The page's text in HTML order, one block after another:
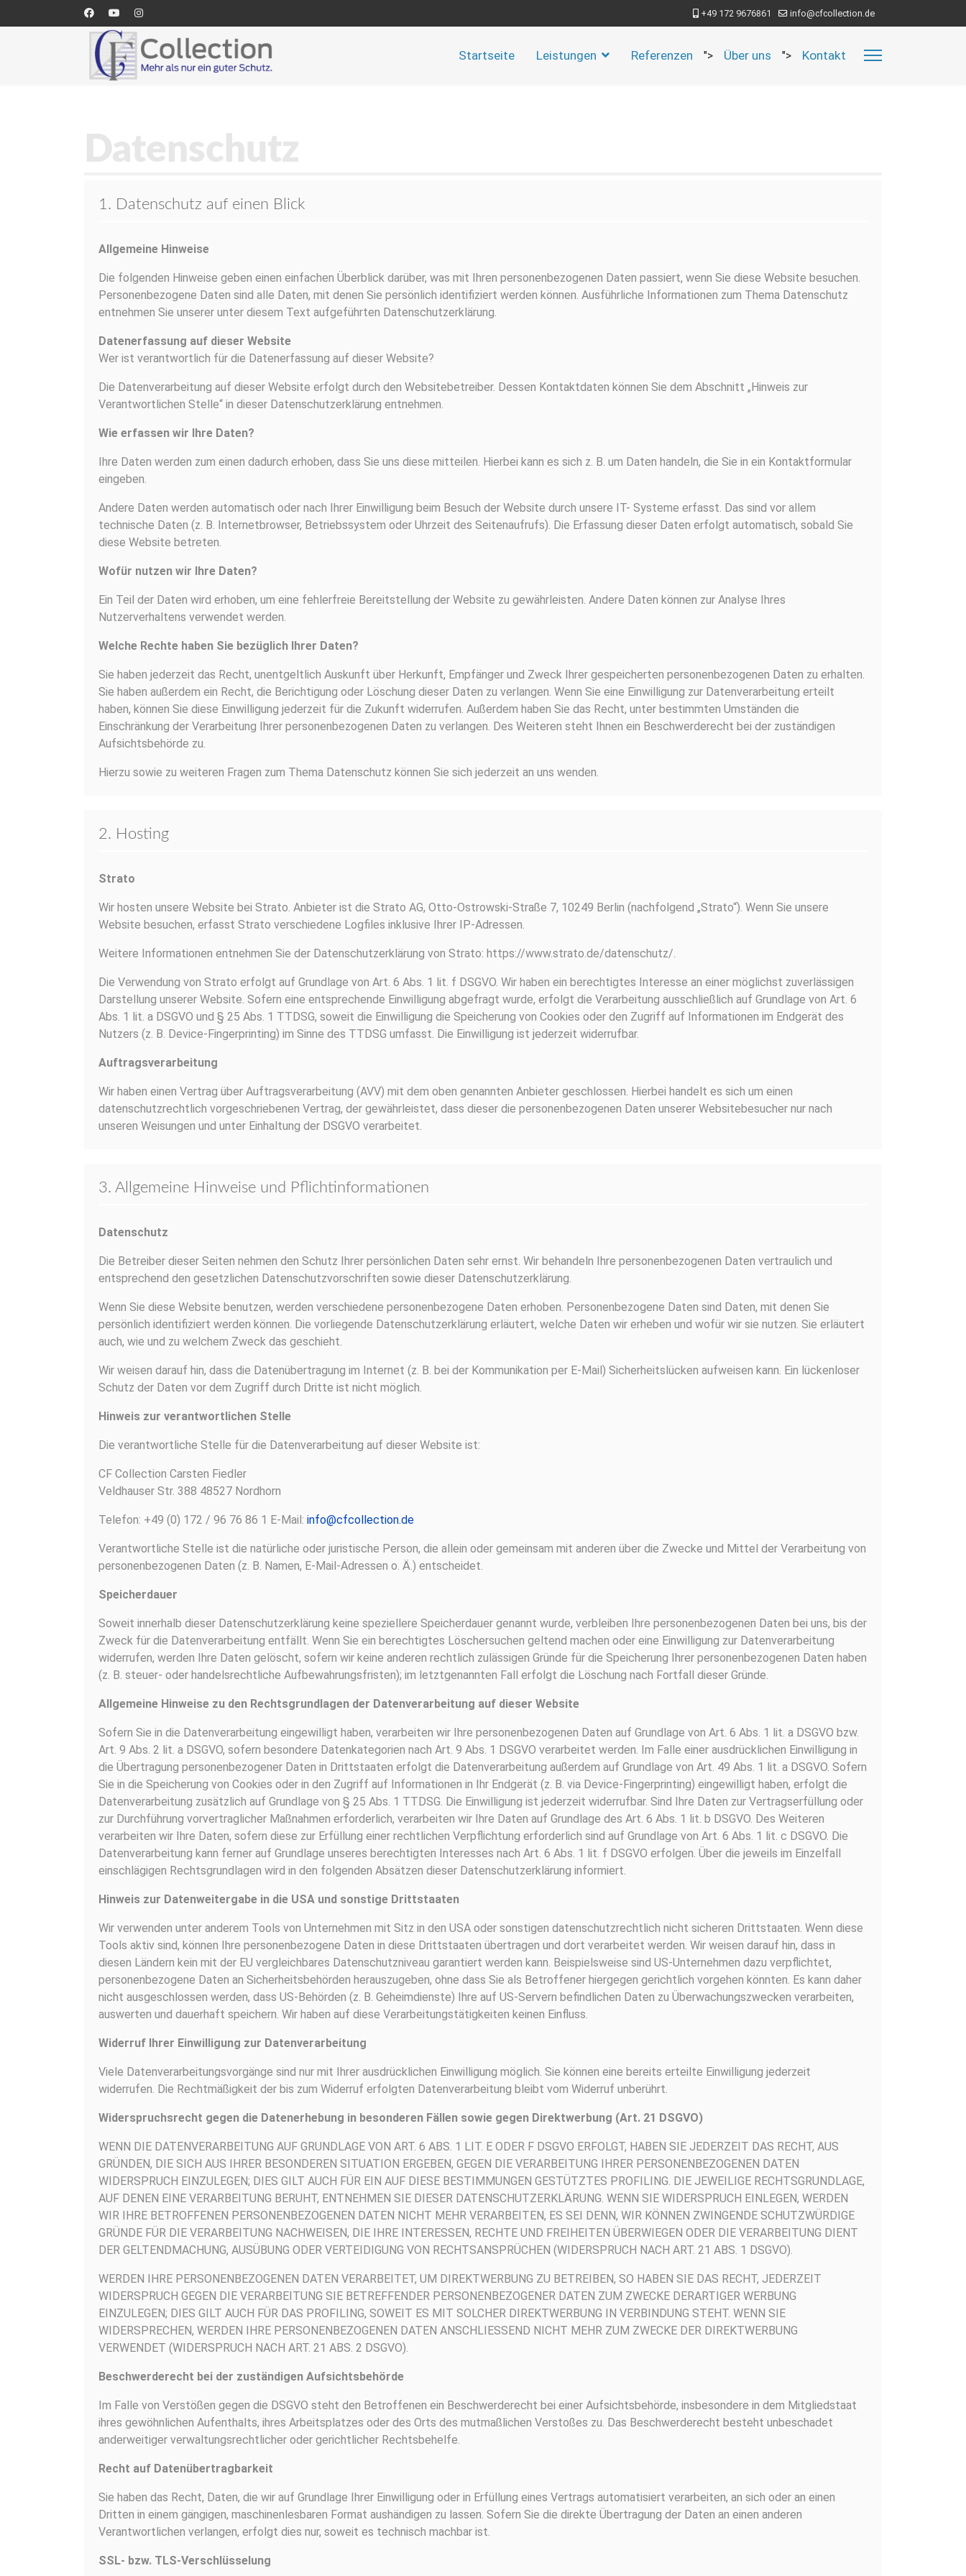
+49 172 9676861 info@cfcollection.de
Startseite Leistungen Referenzen "> Über uns "> Kontakt
Datenschutz
1. Datenschutz auf einen Blick
Allgemeine Hinweise
Die folgenden Hinweise geben einen einfachen Überblick darüber, was mit Ihren personenbezogenen Daten passiert, wenn Sie diese Website besuchen.
Personenbezogene Daten sind alle Daten, mit denen Sie persönlich identifiziert werden können. Ausführliche Informationen zum Thema Datenschutz
entnehmen Sie unserer unter diesem Text aufgeführten Datenschutzerklärung.
Datenerfassung auf dieser Website
Wer ist verantwortlich für die Datenerfassung auf dieser Website?
Die Datenverarbeitung auf dieser Website erfolgt durch den Websitebetreiber. Dessen Kontaktdaten können Sie dem Abschnitt „Hinweis zur
Verantwortlichen Stelle“ in dieser Datenschutzerklärung entnehmen.
Wie erfassen wir Ihre Daten?
Ihre Daten werden zum einen dadurch erhoben, dass Sie uns diese mitteilen. Hierbei kann es sich z. B. um Daten handeln, die Sie in ein Kontaktformular
eingeben.
Andere Daten werden automatisch oder nach Ihrer Einwilligung beim Besuch der Website durch unsere IT- Systeme erfasst. Das sind vor allem
technische Daten (z. B. Internetbrowser, Betriebssystem oder Uhrzeit des Seitenaufrufs). Die Erfassung dieser Daten erfolgt automatisch, sobald Sie
diese Website betreten.
Wofür nutzen wir Ihre Daten?
Ein Teil der Daten wird erhoben, um eine fehlerfreie Bereitstellung der Website zu gewährleisten. Andere Daten können zur Analyse Ihres
Nutzerverhaltens verwendet werden.
Welche Rechte haben Sie bezüglich Ihrer Daten?
Sie haben jederzeit das Recht, unentgeltlich Auskunft über Herkunft, Empfänger und Zweck Ihrer gespeicherten personenbezogenen Daten zu erhalten.
Sie haben außerdem ein Recht, die Berichtigung oder Löschung dieser Daten zu verlangen. Wenn Sie eine Einwilligung zur Datenverarbeitung erteilt
haben, können Sie diese Einwilligung jederzeit für die Zukunft widerrufen. Außerdem haben Sie das Recht, unter bestimmten Umständen die
Einschränkung der Verarbeitung Ihrer personenbezogenen Daten zu verlangen. Des Weiteren steht Ihnen ein Beschwerderecht bei der zuständigen
Aufsichtsbehörde zu.
Hierzu sowie zu weiteren Fragen zum Thema Datenschutz können Sie sich jederzeit an uns wenden.
2. Hosting
Strato
Wir hosten unsere Website bei Strato. Anbieter ist die Strato AG, Otto-Ostrowski-Straße 7, 10249 Berlin (nachfolgend „Strato“). Wenn Sie unsere
Website besuchen, erfasst Strato verschiedene Logfiles inklusive Ihrer IP-Adressen.
Weitere Informationen entnehmen Sie der Datenschutzerklärung von Strato: https://www.strato.de/datenschutz/.
Die Verwendung von Strato erfolgt auf Grundlage von Art. 6 Abs. 1 lit. f DSGVO. Wir haben ein berechtigtes Interesse an einer möglichst zuverlässigen
Darstellung unserer Website. Sofern eine entsprechende Einwilligung abgefragt wurde, erfolgt die Verarbeitung ausschließlich auf Grundlage von Art. 6
Abs. 1 lit. a DSGVO und § 25 Abs. 1 TTDSG, soweit die Einwilligung die Speicherung von Cookies oder den Zugriff auf Informationen im Endgerät des
Nutzers (z. B. Device-Fingerprinting) im Sinne des TTDSG umfasst. Die Einwilligung ist jederzeit widerrufbar.
Auftragsverarbeitung
Wir haben einen Vertrag über Auftragsverarbeitung (AVV) mit dem oben genannten Anbieter geschlossen. Hierbei handelt es sich um einen
datenschutzrechtlich vorgeschriebenen Vertrag, der gewährleistet, dass dieser die personenbezogenen Daten unserer Websitebesucher nur nach
unseren Weisungen und unter Einhaltung der DSGVO verarbeitet.
3. Allgemeine Hinweise und Pflichtinformationen
Datenschutz
Die Betreiber dieser Seiten nehmen den Schutz Ihrer persönlichen Daten sehr ernst. Wir behandeln Ihre personenbezogenen Daten vertraulich und
entsprechend den gesetzlichen Datenschutzvorschriften sowie dieser Datenschutzerklärung.
Wenn Sie diese Website benutzen, werden verschiedene personenbezogene Daten erhoben. Personenbezogene Daten sind Daten, mit denen Sie
persönlich identifiziert werden können. Die vorliegende Datenschutzerklärung erläutert, welche Daten wir erheben und wofür wir sie nutzen. Sie erläutert
auch, wie und zu welchem Zweck das geschieht.
Wir weisen darauf hin, dass die Datenübertragung im Internet (z. B. bei der Kommunikation per E-Mail) Sicherheitslücken aufweisen kann. Ein lückenloser
Schutz der Daten vor dem Zugriff durch Dritte ist nicht möglich.
Hinweis zur verantwortlichen Stelle
Die verantwortliche Stelle für die Datenverarbeitung auf dieser Website ist:
CF Collection Carsten Fiedler
Veldhauser Str. 388 48527 Nordhorn
Telefon: +49 (0) 172 / 96 76 86 1 E-Mail: info@cfcollection.de
Verantwortliche Stelle ist die natürliche oder juristische Person, die allein oder gemeinsam mit anderen über die Zwecke und Mittel der Verarbeitung von
personenbezogenen Daten (z. B. Namen, E-Mail-Adressen o. Ä.) entscheidet.
Speicherdauer
Soweit innerhalb dieser Datenschutzerklärung keine speziellere Speicherdauer genannt wurde, verbleiben Ihre personenbezogenen Daten bei uns, bis der
Zweck für die Datenverarbeitung entfällt. Wenn Sie ein berechtigtes Löschersuchen geltend machen oder eine Einwilligung zur Datenverarbeitung
widerrufen, werden Ihre Daten gelöscht, sofern wir keine anderen rechtlich zulässigen Gründe für die Speicherung Ihrer personenbezogenen Daten haben
(z. B. steuer- oder handelsrechtliche Aufbewahrungsfristen); im letztgenannten Fall erfolgt die Löschung nach Fortfall dieser Gründe.
Allgemeine Hinweise zu den Rechtsgrundlagen der Datenverarbeitung auf dieser Website
Sofern Sie in die Datenverarbeitung eingewilligt haben, verarbeiten wir Ihre personenbezogenen Daten auf Grundlage von Art. 6 Abs. 1 lit. a DSGVO bzw.
Art. 9 Abs. 2 lit. a DSGVO, sofern besondere Datenkategorien nach Art. 9 Abs. 1 DSGVO verarbeitet werden. Im Falle einer ausdrücklichen Einwilligung in
die Übertragung personenbezogener Daten in Drittstaaten erfolgt die Datenverarbeitung außerdem auf Grundlage von Art. 49 Abs. 1 lit. a DSGVO. Sofern
Sie in die Speicherung von Cookies oder in den Zugriff auf Informationen in Ihr Endgerät (z. B. via Device-Fingerprinting) eingewilligt haben, erfolgt die
Datenverarbeitung zusätzlich auf Grundlage von § 25 Abs. 1 TTDSG. Die Einwilligung ist jederzeit widerrufbar. Sind Ihre Daten zur Vertragserfüllung oder
zur Durchführung vorvertraglicher Maßnahmen erforderlich, verarbeiten wir Ihre Daten auf Grundlage des Art. 6 Abs. 1 lit. b DSGVO. Des Weiteren
verarbeiten wir Ihre Daten, sofern diese zur Erfüllung einer rechtlichen Verpflichtung erforderlich sind auf Grundlage von Art. 6 Abs. 1 lit. c DSGVO. Die
Datenverarbeitung kann ferner auf Grundlage unseres berechtigten Interesses nach Art. 6 Abs. 1 lit. f DSGVO erfolgen. Über die jeweils im Einzelfall
einschlägigen Rechtsgrundlagen wird in den folgenden Absätzen dieser Datenschutzerklärung informiert.
Hinweis zur Datenweitergabe in die USA und sonstige Drittstaaten
Wir verwenden unter anderem Tools von Unternehmen mit Sitz in den USA oder sonstigen datenschutzrechtlich nicht sicheren Drittstaaten. Wenn diese
Tools aktiv sind, können Ihre personenbezogene Daten in diese Drittstaaten übertragen und dort verarbeitet werden. Wir weisen darauf hin, dass in
diesen Ländern kein mit der EU vergleichbares Datenschutzniveau garantiert werden kann. Beispielsweise sind US-Unternehmen dazu verpflichtet,
personenbezogene Daten an Sicherheitsbehörden herauszugeben, ohne dass Sie als Betroffener hiergegen gerichtlich vorgehen könnten. Es kann daher
nicht ausgeschlossen werden, dass US-Behörden (z. B. Geheimdienste) Ihre auf US-Servern befindlichen Daten zu Überwachungszwecken verarbeiten,
auswerten und dauerhaft speichern. Wir haben auf diese Verarbeitungstätigkeiten keinen Einfluss.
Widerruf Ihrer Einwilligung zur Datenverarbeitung
Viele Datenverarbeitungsvorgänge sind nur mit Ihrer ausdrücklichen Einwilligung möglich. Sie können eine bereits erteilte Einwilligung jederzeit
widerrufen. Die Rechtmäßigkeit der bis zum Widerruf erfolgten Datenverarbeitung bleibt vom Widerruf unberührt.
Widerspruchsrecht gegen die Datenerhebung in besonderen Fällen sowie gegen Direktwerbung (Art. 21 DSGVO)
WENN DIE DATENVERARBEITUNG AUF GRUNDLAGE VON ART. 6 ABS. 1 LIT. E ODER F DSGVO ERFOLGT, HABEN SIE JEDERZEIT DAS RECHT, AUS
GRÜNDEN, DIE SICH AUS IHRER BESONDEREN SITUATION ERGEBEN, GEGEN DIE VERARBEITUNG IHRER PERSONENBEZOGENEN DATEN
WIDERSPRUCH EINZULEGEN; DIES GILT AUCH FÜR EIN AUF DIESE BESTIMMUNGEN GESTÜTZTES PROFILING. DIE JEWEILIGE RECHTSGRUNDLAGE,
AUF DENEN EINE VERARBEITUNG BERUHT, ENTNEHMEN SIE DIESER DATENSCHUTZERKLÄRUNG. WENN SIE WIDERSPRUCH EINLEGEN, WERDEN
WIR IHRE BETROFFENEN PERSONENBEZOGENEN DATEN NICHT MEHR VERARBEITEN, ES SEI DENN, WIR KÖNNEN ZWINGENDE SCHUTZWÜRDIGE
GRÜNDE FÜR DIE VERARBEITUNG NACHWEISEN, DIE IHRE INTERESSEN, RECHTE UND FREIHEITEN ÜBERWIEGEN ODER DIE VERARBEITUNG DIENT
DER GELTENDMACHUNG, AUSÜBUNG ODER VERTEIDIGUNG VON RECHTSANSPRÜCHEN (WIDERSPRUCH NACH ART. 21 ABS. 1 DSGVO).
WERDEN IHRE PERSONENBEZOGENEN DATEN VERARBEITET, UM DIREKTWERBUNG ZU BETREIBEN, SO HABEN SIE DAS RECHT, JEDERZEIT
WIDERSPRUCH GEGEN DIE VERARBEITUNG SIE BETREFFENDER PERSONENBEZOGENER DATEN ZUM ZWECKE DERARTIGER WERBUNG
EINZULEGEN; DIES GILT AUCH FÜR DAS PROFILING, SOWEIT ES MIT SOLCHER DIREKTWERBUNG IN VERBINDUNG STEHT. WENN SIE
WIDERSPRECHEN, WERDEN IHRE PERSONENBEZOGENEN DATEN ANSCHLIESSEND NICHT MEHR ZUM ZWECKE DER DIREKTWERBUNG
VERWENDET (WIDERSPRUCH NACH ART. 21 ABS. 2 DSGVO).
Beschwerderecht bei der zuständigen Aufsichtsbehörde
Im Falle von Verstößen gegen die DSGVO steht den Betroffenen ein Beschwerderecht bei einer Aufsichtsbehörde, insbesondere in dem Mitgliedstaat
ihres gewöhnlichen Aufenthalts, ihres Arbeitsplatzes oder des Orts des mutmaßlichen Verstoßes zu. Das Beschwerderecht besteht unbeschadet
anderweitiger verwaltungsrechtlicher oder gerichtlicher Rechtsbehelfe.
Recht auf Datenübertragbarkeit
Sie haben das Recht, Daten, die wir auf Grundlage Ihrer Einwilligung oder in Erfüllung eines Vertrags automatisiert verarbeiten, an sich oder an einen
Dritten in einem gängigen, maschinenlesbaren Format aushändigen zu lassen. Sofern Sie die direkte Übertragung der Daten an einen anderen
Verantwortlichen verlangen, erfolgt dies nur, soweit es technisch machbar ist.
SSL- bzw. TLS-Verschlüsselung